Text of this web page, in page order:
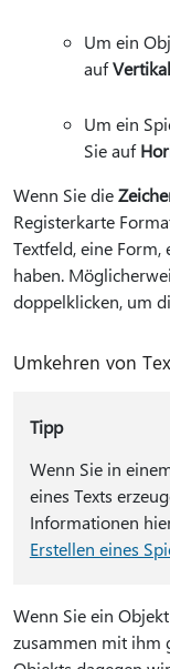
Um ein
auf
Um ein
Sie auf
Wenn Sie die
Registerkarte
Textfeld, eine
haben.
doppelklicken, um
Umkehren von
Tipp
Wenn Sie in
eines Texts
Informationen
Erstellen eines
Wenn Sie ein
zusammen mit ihm